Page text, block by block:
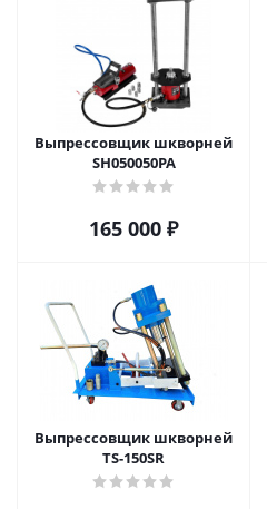
Выпрессовщик шкворней
SH050050PA
165 000 ₽
Выпрессовщик шкворней
TS-150SR